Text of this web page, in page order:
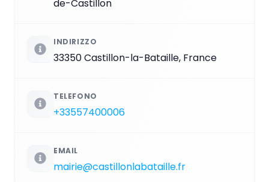
de-Castillon
INDIRIZZO
33350 Castillon-la-Bataille, France
TELEFONO
+33557400006
EMAIL
mairie@castillonlabataille.fr